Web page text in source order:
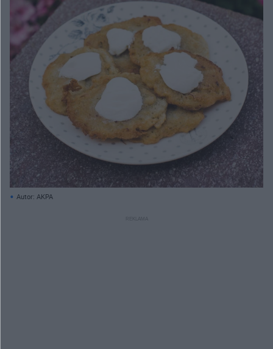
Autor: AKPA